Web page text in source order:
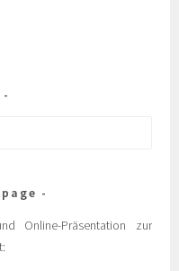
Online-Präsentation zur